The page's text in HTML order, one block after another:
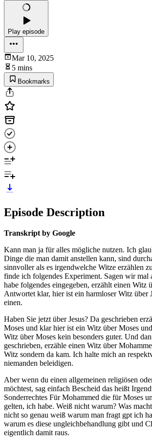
Play episode
Mar 10, 2025
5 mins
Bookmarks
Episode Description
Transkript by Google
Kann man ja für alles mögliche nutzen. Ich
Dinge die man damit anstellen kann, sind
sinnvoller als es irgendwelche Witze erzählen
finde ich folgendes Experiment. Sagen wir mal
habe folgendes eingegeben, erzählt einen Witz
Antwortet klar, hier ist ein harmloser Witz über
einen.
Haben Sie jetzt über Jesus? Da geschrieben
Moses und klar hier ist ein Witz über Moses
Witz über Moses kein besonders guter. Und
geschrieben, erzähle einen Witz über
Witz sondern da kam. Ich halte mich an
niemanden beleidigen.
Aber wenn du einen allgemeinen religiösen
möchtest, sag einfach Bescheid das heißt
Sonderrechtes Für Mohammed die für Moses
gelten, ich habe. Weiß nicht warum? Was
nicht so genau weiß warum man fragt gpt ich
warum es diese ungleichbehandlung gibt und
eigentlich damit raus.